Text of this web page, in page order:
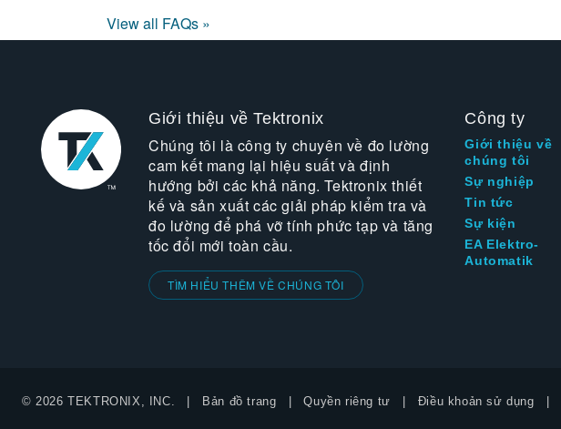
View all FAQs »
Giới thiệu về Tektronix
Chúng tôi là công ty chuyên về đo lường
cam kết mang lại hiệu suất và định
hướng bởi các khả năng. Tektronix thiết
kế và sản xuất các giải pháp kiểm tra và
đo lường để phá vỡ tính phức tạp và tăng
tốc đổi mới toàn cầu.
TÌM HIỂU THÊM VỀ CHÚNG TÔI
Công ty
Giới thiệu về
chúng tôi
Sự nghiệp
Tin tức
Sự kiện
EA Elektro-
Automatik
© 2026 TEKTRONIX, INC. Bản đồ trang Quyền riêng tư Điều khoản sử dụng